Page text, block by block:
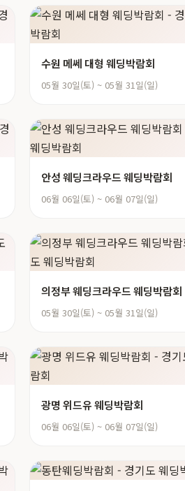
수원 메쎄 대형 웨딩박람회
05월 30일(토) ~ 05월 31일(일)
안성 웨딩크라우드 웨딩박람회
06월 06일(토) ~ 06월 07일(일)
의정부 웨딩크라우드 웨딩박람회
05월 30일(토) ~ 05월 31일(일)
광명 위드유 웨딩박람회
06월 06일(토) ~ 06월 07일(일)